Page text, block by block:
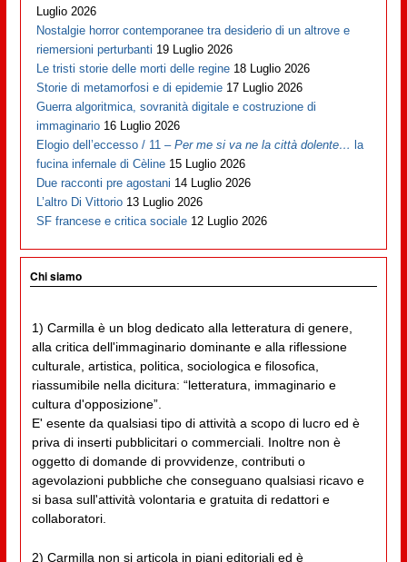
Luglio 2026
Nostalgie horror contemporanee tra desiderio di un altrove e
riemersioni perturbanti 19 Luglio 2026
Le tristi storie delle morti delle regine 18 Luglio 2026
Storie di metamorfosi e di epidemie 17 Luglio 2026
Guerra algoritmica, sovranità digitale e costruzione di
immaginario 16 Luglio 2026
Elogio dell’eccesso / 11 –Per me si va ne la città dolente… la
fucina infernale di Cèline 15 Luglio 2026
Due racconti pre agostani 14 Luglio 2026
L’altro Di Vittorio 13 Luglio 2026
SF francese e critica sociale 12 Luglio 2026
Chi siamo
1) Carmilla è un blog dedicato alla letteratura di genere,
alla critica dell'immaginario dominante e alla riflessione
culturale, artistica, politica, sociologica e filosofica,
riassumibile nella dicitura: “letteratura, immaginario e
cultura d'opposizione”.
E' esente da qualsiasi tipo di attività a scopo di lucro ed è
priva di inserti pubblicitari o commerciali. Inoltre non è
oggetto di domande di provvidenze, contributi o
agevolazioni pubbliche che conseguano qualsiasi ricavo e
si basa sull'attività volontaria e gratuita di redattori e
collaboratori.
2) Carmilla non si articola in piani editoriali ed è